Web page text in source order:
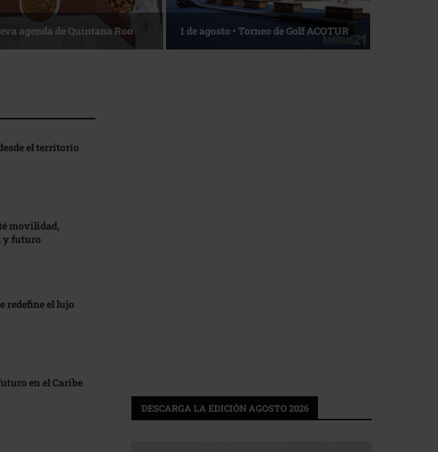
agenda de Quintana Roo 1 de agosto • Torneo de Golf ACOTUR
el territorio
movilidad,
y futuro
redefine el lujo
en el Caribe
DESCARGA LA EDICIÓN AGOSTO 2026